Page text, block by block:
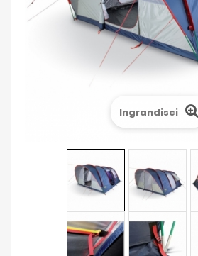
Ingrandisci